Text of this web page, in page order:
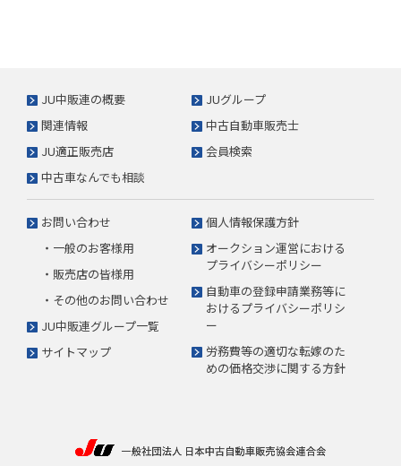
JU中販連の概要
JUグループ
関連情報
中古自動車販売士
JU適正販売店
会員検索
中古車なんでも相談
お問い合わせ
・一般のお客様用
・販売店の皆様用
・その他のお問い合わせ
JU中販連グループ一覧
サイトマップ
個人情報保護方針
オークション運営における
プライバシーポリシー
自動車の登録申請業務等に
おけるプライバシーポリシ
ー
労務費等の適切な転嫁のた
めの価格交渉に関する方針